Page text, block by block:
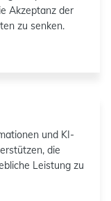
Akzeptanz der
zu senken.
und KI-
die
Leistung zu